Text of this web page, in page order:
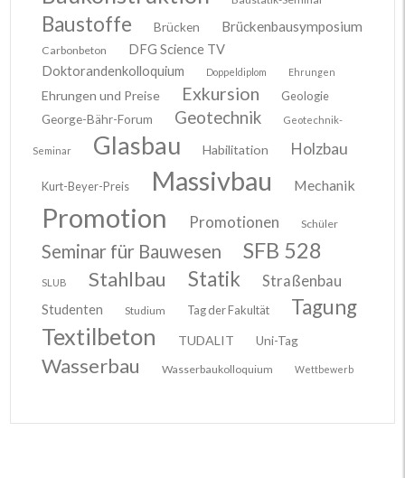
Baustoffe Brücken Brückenbausymposium
Carbonbeton
DFG Science TV
Doktorandenkolloquium
Doppeldiplom Ehrungen
Ehrungen und Preise Exkursion
Geologie
George-Bähr-Forum
Geotechnik Geotechnik-
Seminar Glasbau Habilitation Holzbau
Kurt-Beyer-Preis Massivbau Mechanik
Promotion Promotionen Schüler
Seminar für Bauwesen SFB 528
SLUB Stahlbau Statik Straßenbau
Studenten Studium Tag der Fakultät Tagung
Textilbeton TUDALIT Uni-Tag
Wasserbau Wasserbaukolloquium Wettbewerb